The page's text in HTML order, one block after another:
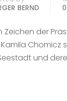
BERND
Zeichen der
Chomicz
und